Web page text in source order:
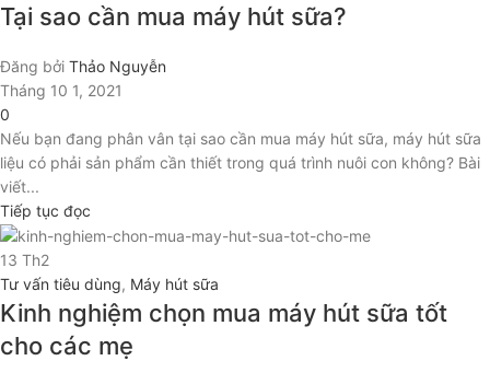
Tại sao cần mua máy hút sữa?
Đăng bởi Thảo Nguyễn
Tháng 10 1, 2021
0
Nếu bạn đang phân vân tại sao cần mua máy hút sữa, máy hút sữa
liệu có phải sản phẩm cần thiết trong quá trình nuôi con không? Bài
viết...
Tiếp tục đọc
13 Th2
Tư vấn tiêu dùng, Máy hút sữa
Kinh nghiệm chọn mua máy hút sữa tốt
cho các mẹ